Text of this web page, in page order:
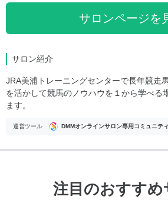
サロンページを
サロン紹介
JRA美浦トレーニングセンターで長年競走
を活かして競馬のノウハウを１から学べる
ます。
運営ツール DMMオンラインサロン専用コミュニティ
注目のおすすめ